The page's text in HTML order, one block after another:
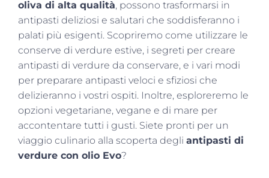
oliva di alta qualità, possono trasformarsi in
antipasti deliziosi e salutari che soddisferanno i
palati più esigenti. Scopriremo come utilizzare le
conserve di verdure estive, i segreti per creare
antipasti di verdure da conservare, e i vari modi
per preparare antipasti veloci e sfiziosi che
delizieranno i vostri ospiti. Inoltre, esploreremo le
opzioni vegetariane, vegane e di mare per
accontentare tutti i gusti. Siete pronti per un
viaggio culinario alla scoperta degli antipasti di
verdure con olio Evo?